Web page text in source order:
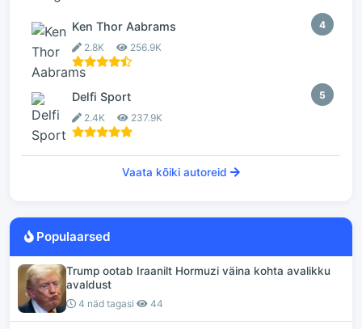
4
Ken Thor Aabrams
2.8K 256.9K
5
Delfi Sport
2.4K 237.9K
Vaata kõiki autoreid
Populaarsed
Trump ootab Iraanilt Hormuzi väina kohta avalikku
avaldust
4 näd tagasi 44